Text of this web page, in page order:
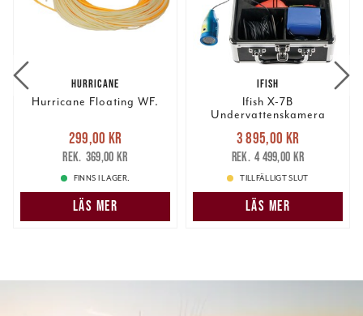
HURRICANE
Hurricane Floating WF.
Nuvarande pris
299,00 krTidigare pris
369,00 kr
299,00 kr
369,00 kr
FINNS I LAGER.
LÄS MER
IFISH
Ifish X-7B
Undervattenskamera
Nuvarande pris
3 895,00 krTidigare pris
4 499,00 kr
3 895,00 kr
4 499,00 kr
TILLFÄLLIGT SLUT
LÄS MER